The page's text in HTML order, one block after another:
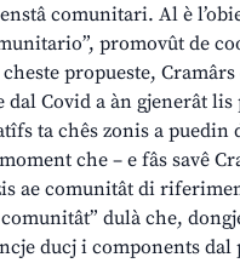
comunitari. Al è
promovût de
propueste,
dal Covid a àn gjenerât
ta chês zonis a
che – e fâs savê
ae comunitât di
dulà che,
ducj i components